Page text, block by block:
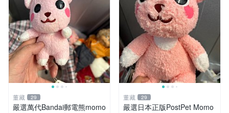
董藏 29
嚴選萬代Bandai郵電熊momo
董藏 29
嚴選日本正版PostPet Momo